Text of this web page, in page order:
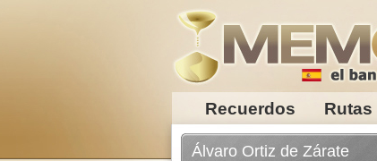
Recuerdos Rutas
Álvaro Ortiz de Zárate